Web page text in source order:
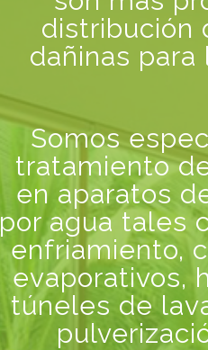
distribución
dañinas para
Somos
tratamiento
en aparatos
por agua tales
enfriamiento,
evaporativos,
túneles de